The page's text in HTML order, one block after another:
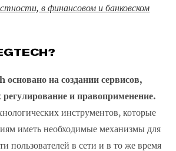
в финансовом и банковском
основано на создании сервисов,
и правоприменение.
инструментов, которые
иметь необходимые механизмы для
пользователей в сети и в то же время